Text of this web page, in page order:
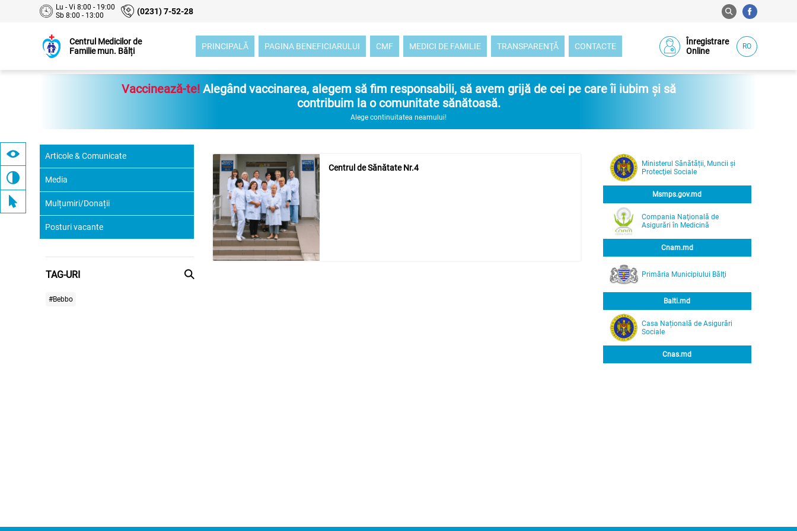
Lu - Vi 8:00 - 19:00
Sb 8:00 - 13:00
(0231) 7-52-28
Centrul Medicilor de
Familie mun. Bălți
PRINCIPALĂ PAGINA BENEFICIARULUI CMF MEDICI DE FAMILIE TRANSPARENŢĂ CONTACTE
Înregistrare
Online
RO
Vaccinează-te! Alegând vaccinarea, alegem să fim responsabili, să avem grijă de cei pe care îi iubim și să
contribuim la o comunitate sănătoasă.
Alege continuitatea neamului!
Articole & Comunicate
Media
Mulțumiri/Donații
Posturi vacante
TAG-URI
#Bebbo
Centrul de Sănătate Nr.4
Ministerul Sănătății, Muncii și
Protecţiei Sociale
Msmps.gov.md
Compania Naţională de
Asigurări în Medicină
Cnam.md
Primăria Municipiului Bălţi
Balti.md
Casa Națională de Asigurări
Sociale
Cnas.md